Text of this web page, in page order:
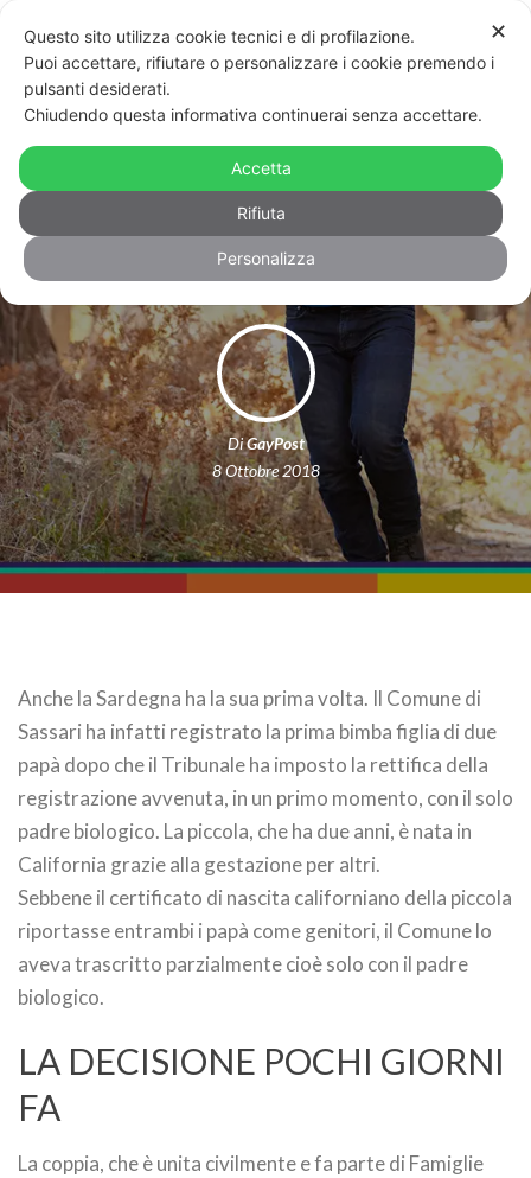
I giudici riconoscono i due papà di
una bimba: è la prima volta in
Sardegna
DiGayPost
8 Ottobre 2018
Anche la Sardegna ha la sua prima volta. Il Comune di
Sassari ha infatti registrato la prima bimba figlia di due
papà dopo che il Tribunale ha imposto la rettifica della
registrazione avvenuta, in un primo momento, con il solo
padre biologico. La piccola, che ha due anni, è nata in
California grazie alla gestazione per altri.
Sebbene il certificato di nascita californiano della piccola
riportasse entrambi i papà come genitori, il Comune lo
aveva trascritto parzialmente cioè solo con il padre
biologico.
LA DECISIONE POCHI GIORNI
FA
La coppia, che è unita civilmente e fa parte di Famiglie
✕
Questo sito utilizza cookie tecnici e di profilazione.
Puoi accettare, rifiutare o personalizzare i cookie premendo i
pulsanti desiderati.
Chiudendo questa informativa continuerai senza accettare.
Accetta
Rifiuta
Personalizza